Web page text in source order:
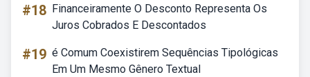
#18 Financeiramente O Desconto Representa Os
Juros Cobrados E Descontados
#19 é Comum Coexistirem Sequências Tipológicas
Em Um Mesmo Gênero Textual